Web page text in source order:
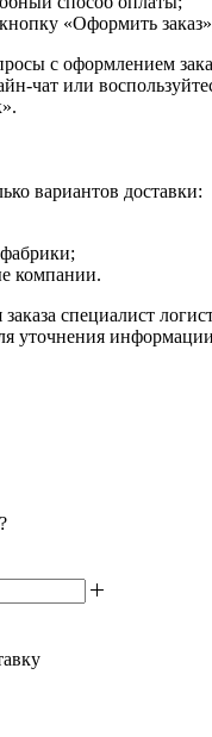
«Оформить
с оформлением
чат или
вариантов доставки:
компании.
специалист
уточнения